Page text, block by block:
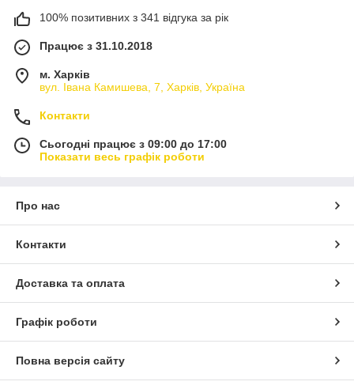
100% позитивних з 341 відгука за рік
Працює з 31.10.2018
м. Харків
вул. Івана Камишева, 7, Харків, Україна
Контакти
Сьогодні працює з 09:00 до 17:00
Показати весь графік роботи
Про нас
Контакти
Доставка та оплата
Графік роботи
Повна версія сайту